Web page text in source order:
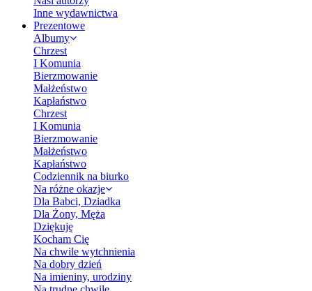
Inne wydawnictwa
Prezentowe
Albumy
Chrzest
I Komunia
Bierzmowanie
Małżeństwo
Kapłaństwo
Chrzest
I Komunia
Bierzmowanie
Małżeństwo
Kapłaństwo
Codziennik na biurko
Na różne okazje
Dla Babci, Dziadka
Dla Żony, Męża
Dziękuję
Kocham Cię
Na chwile wytchnienia
Na dobry dzień
Na imieniny, urodziny